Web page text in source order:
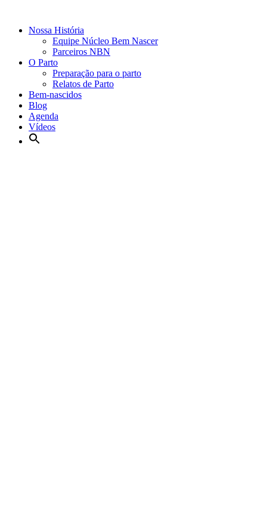
Nossa História
Equipe Núcleo Bem Nascer
Parceiros NBN
O Parto
Preparação para o parto
Relatos de Parto
Bem-nascidos
Blog
Agenda
Vídeos